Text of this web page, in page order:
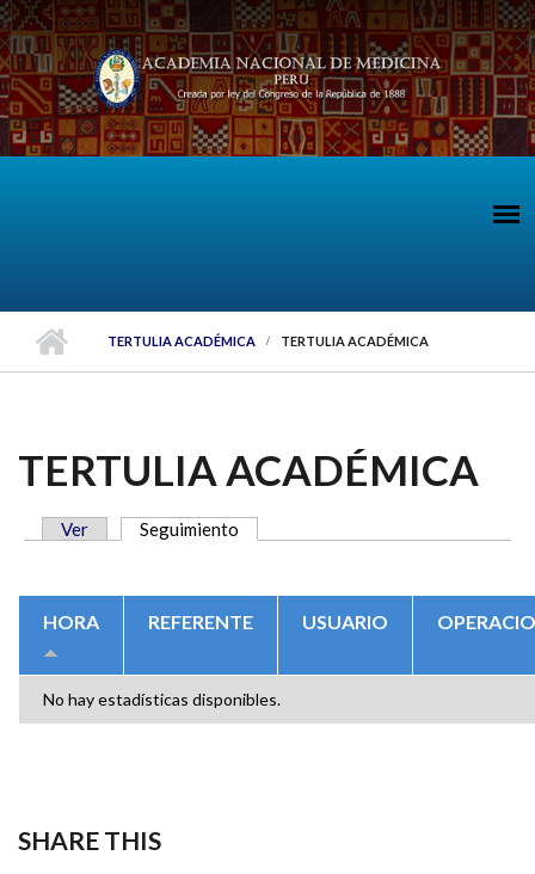
Pasar al contenido principal
TERTULIA ACADÉMICA TERTULIA ACADÉMICA
TERTULIA ACADÉMICA
Ver Seguimiento
HORA REFERENTE USUARIO
No hay estadísticas disponibles.
SHARE THIS